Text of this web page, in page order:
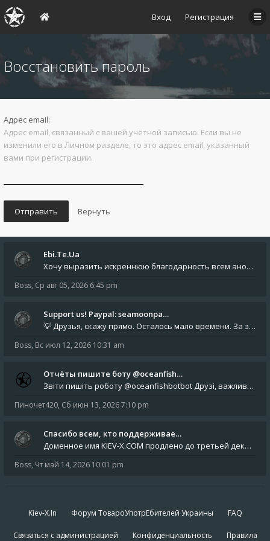
Вход Регистрация
Восстановить пароль
Адрес email:
Адрес email, связанный с вашей учётной записью. Если вы не
изменили его в Личном разделе, то это адрес email, указанный
вами при регистрации.
Ebi.Te.Ua
Хочу выразить искреннюю благодарность всем анонимным пользователям, которые поддержали наше сообщество финансово. Благод
Boss, Ср авг 05, 2026 6:45 pm
Support us! Paypal: seamoonpa…
💡 Друзья, скажу прямо. Осталось мало времени. За это время нам нужно закрыть последние обязательные расходы: около 500
Boss, Вс июл 12, 2026 10:31 am
Отчёты пишите боту @oceanfish…
Звіти пишіть роботу @oceanfishbotbot Друзі, важливе повідомлення для учасників форума. Основне звернення опублікован
Пиночет420, Сб июн 13, 2026 7:10 pm
Спасибо всем, кто поддерживае…
Доменное имя KIEV-X.COM продлено до третьей декады августа 2027 года! Спасибо всем анонимным пользователям, которые по
Boss, Чт май 14, 2026 10:01 pm
Kiev-X.In Форум ТовароУпотрЕбителей Украины FAQ
Связаться с администрацией Конфиденциальность Правила